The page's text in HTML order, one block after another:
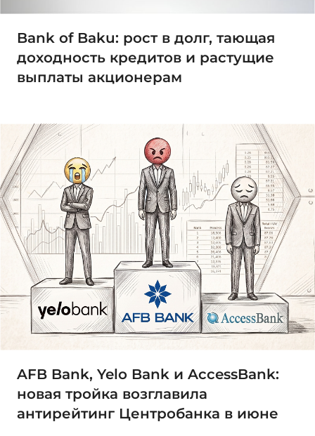
Bank of Baku: рост в долг, тающая
доходность кредитов и растущие
выплаты акционерам
AFB Bank, Yelo Bank и AccessBank:
новая тройка возглавила
антирейтинг Центробанка в июне